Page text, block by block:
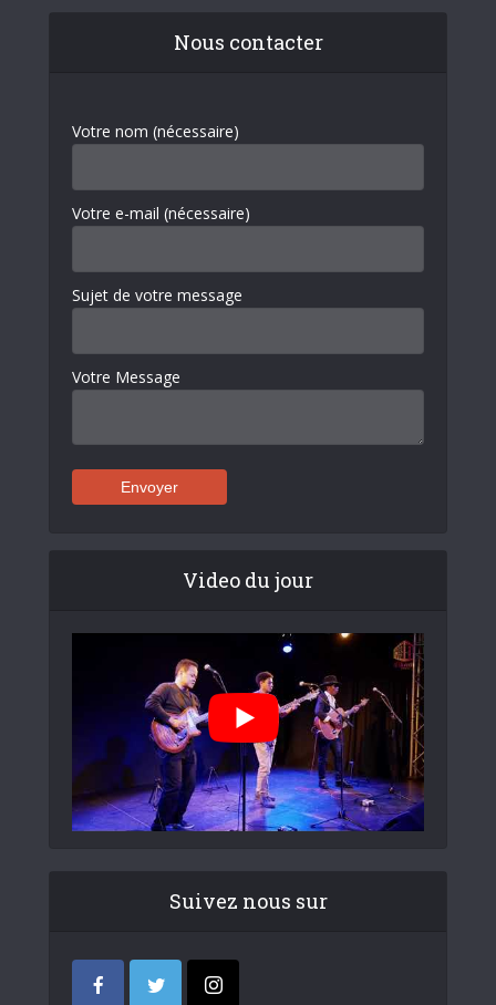
Nous contacter
Votre nom (nécessaire)
Votre e-mail (nécessaire)
Sujet de votre message
Votre Message
Video du jour
Suivez nous sur